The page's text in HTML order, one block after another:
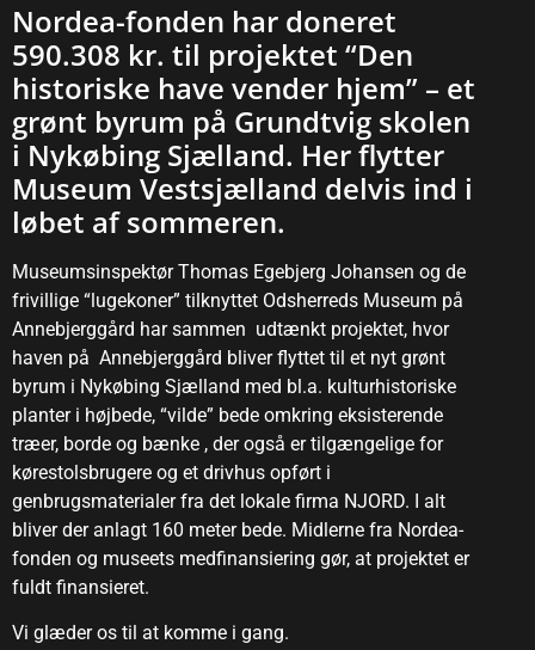
Nordea-fonden har doneret
590.308 kr. til projektet “Den
historiske have vender hjem” – et
grønt byrum på Grundtvig skolen
i Nykøbing Sjælland. Her flytter
Museum Vestsjælland delvis ind i
løbet af sommeren.
Museumsinspektør Thomas Egebjerg Johansen og de
frivillige “lugekoner” tilknyttet Odsherreds Museum på
Annebjerggård har sammen udtænkt projektet, hvor
haven på Annebjerggård bliver flyttet til et nyt grønt
byrum i Nykøbing Sjælland med bl.a. kulturhistoriske
planter i højbede, “vilde” bede omkring eksisterende
træer, borde og bænke , der også er tilgængelige for
kørestolsbrugere og et drivhus opført i
genbrugsmaterialer fra det lokale firma NJORD. I alt
bliver der anlagt 160 meter bede. Midlerne fra Nordea-
fonden og museets medfinansiering gør, at projektet er
fuldt finansieret.
Vi glæder os til at komme i gang.